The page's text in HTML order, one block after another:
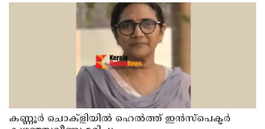
കണ്ണൂരിന്റെ യുവ പ്രതിരോധതാരം സച്ചിൻ സുനിലിനെയും ടീമിലെ
കണ്ണൂർ ചൊക്ളിയിൽ ഹെൽത്ത് ഇൻസ്പെക്ടർ